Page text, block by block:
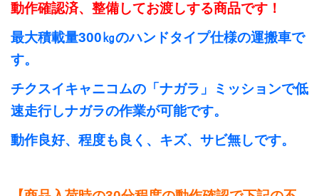
動作確認済、整備してお渡しする商品です！
最大積載量300㎏のハンドタイプ仕様の運搬車で
す。
チクスイキャニコムの「ナガラ」ミッションで低
速走行しナガラの作業が可能です。
動作良好、程度も良く、キズ、サビ無しです。